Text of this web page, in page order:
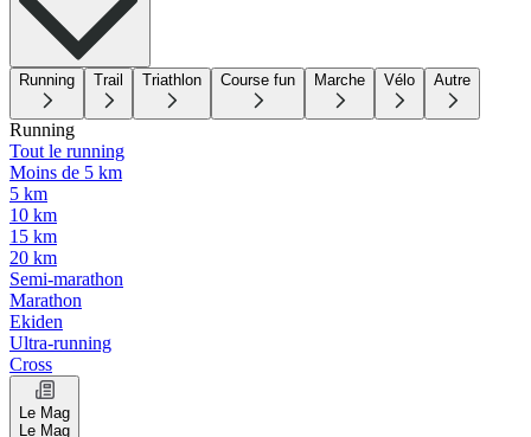
Running Trail Triathlon Course fun Marche Vélo Autre
Running
Tout le running
Moins de 5 km
5 km
10 km
15 km
20 km
Semi-marathon
Marathon
Ekiden
Ultra-running
Cross
Le Mag
Le Mag